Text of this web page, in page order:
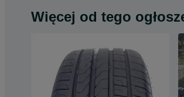
Więcej od tego